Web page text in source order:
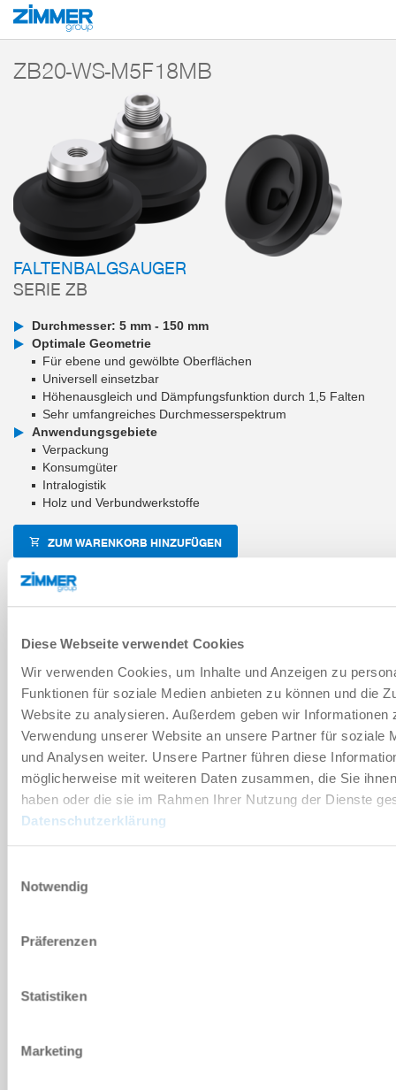
Diese Webseite verwendet Cookies
Wir verwenden Cookies, um Inhalte und Anzeigen zu
Funktionen für soziale Medien anbieten zu können und die
Website zu analysieren. Außerdem geben wir Informationen
Verwendung unserer Website an unsere Partner für soziale
und Analysen weiter. Unsere Partner führen diese
möglicherweise mit weiteren Daten zusammen, die Sie
haben oder die sie im Rahmen Ihrer Nutzung der Dienste
Datenschutzerklärung
Notwendig
Präferenzen
Statistiken
Marketing
Start Produkte
ZB20-WS-M5F18MB
FALTENBALGSAUGER
SERIE ZB
Durchmesser: 5 mm - 150 mm
Optimale Geometrie
Für ebene und gewölbte Oberflächen
Universell einsetzbar
Höhenausgleich und Dämpfungsfunktion durch 1,5 Falten
Sehr umfangreiches Durchmesserspektrum
Anwendungsgebiete
Verpackung
Konsumgüter
Intralogistik
Holz und Verbundwerkstoffe
ZUM WARENKORB HINZUFÜGEN
ZUM VERGLEICH HINZUFÜGEN
Technische Daten
Verschleißteil
DOWNLOADS